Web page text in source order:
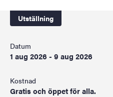
Utställning
Datum
1 aug 2026 - 9 aug 2026
Kostnad
Gratis och öppet för alla.